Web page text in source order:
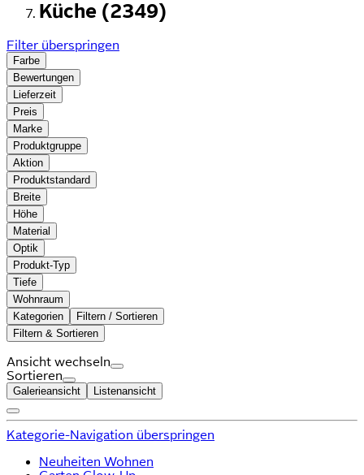
Küche (2349)
Filter überspringen
Farbe
Bewertungen
Lieferzeit
Preis
Marke
Produktgruppe
Aktion
Produktstandard
Breite
Höhe
Material
Optik
Produkt-Typ
Tiefe
Wohnraum
Kategorien
Filtern / Sortieren
Filtern & Sortieren
Ansicht wechseln
Sortieren
Galerieansicht Listenansicht
Kategorie-Navigation überspringen
Neuheiten Wohnen